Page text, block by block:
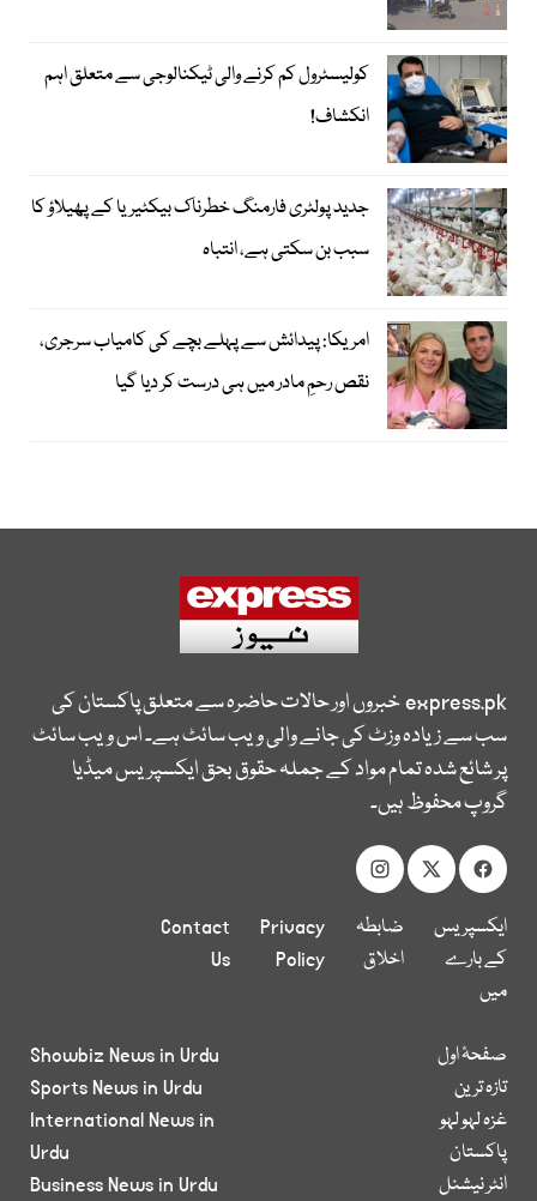
کولیسٹرول کم کرنے والی ٹیکنالوجی سے متعلق اہم
انکشاف!
جدید پولٹری فارمنگ خطرناک بیکٹیریا کے پھیلاؤ کا
سبب بن سکتی ہے، انتباہ
امریکا: پیدائش سے پہلے بچے کی کامیاب سرجری،
نقص رحمِ مادر میں ہی درست کر دیا گیا
express.pkخبروں اور حالات حاضرہ سے متعلق پاکستان کی
سب سے زیادہ وزٹ کی جانے والی ویب سائٹ ہے۔ اس ویب سائٹ
پر شائع شدہ تمام مواد کے جملہ حقوق بحق ایکسپریس میڈیا
گروپ محفوظ ہیں۔
ایکسپریس
کے بارے
میں
ضابطہ
اخلاق
Privacy
Policy
Contact
Us
صفحۂ اول
تازہ ترین
غزہ لہو لہو
پاکستان
انٹر نیشنل
Showbiz News in Urdu
Sports News in Urdu
International News in
Urdu
Business News in Urdu